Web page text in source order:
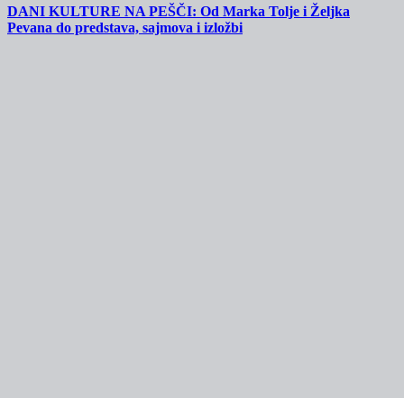
DANI KULTURE NA PEŠČI: Od Marka Tolje i Željka
Pevana do predstava, sajmova i izložbi